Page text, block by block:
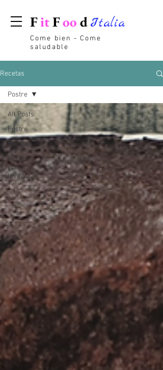
FitFoo dItalia
Come bien - Come
saludable
Recetas
All Posts
Postre
Recetas
Recetas
con
levadura
Postre